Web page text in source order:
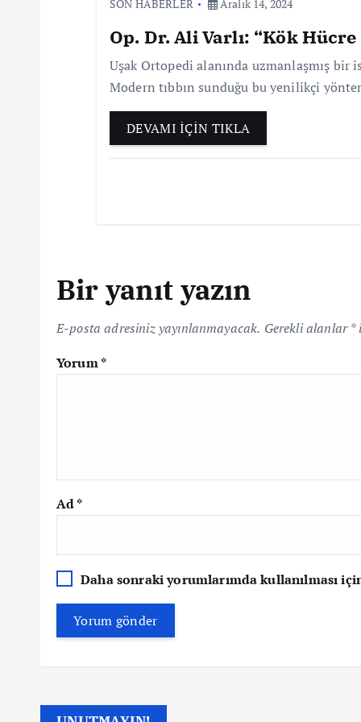
SON HABERLER Aralık 14, 2024
Op. Dr. Ali Varlı: “Kök
Uşak Ortopedi alanında uzmanlaşmış bir
Modern tıbbın sunduğu bu yenilikçi
DEVAMI İÇİN TIKLA
Bir yanıt yazın
E-posta adresiniz yayınlanmayacak. Gerekli alanlar*
Yorum*
Ad*
Daha sonraki yorumlarımda kullanılması